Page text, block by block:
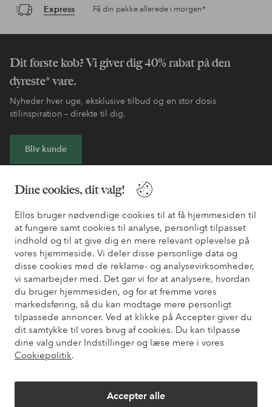
Dine cookies, dit valg!
Ellos bruger nødvendige cookies til at få hjemmesiden til
at fungere samt cookies til analyse, personligt tilpasset
indhold og til at give dig en mere relevant oplevelse på
vores hjemmeside. Vi deler disse personlige data og
disse cookies med de reklame- og analysevirksomheder,
vi samarbejder med. Det gør vi for at analysere, hvordan
du bruger hjemmesiden, og for at fremme vores
markedsføring, så du kan modtage mere personligt
tilpassede annoncer. Ved at klikke på Accepter giver du
dit samtykke til vores brug af cookies. Du kan tilpasse
dine valg under Indstillinger og læse mere i vores
Cookiepolitik.
Accepter alle
Express Få din pakke allerede i morgen*
Dit første køb? Vi giver dig 40% rabat på den
dyreste* vare.
Nyheder hver uge, eksklusive tilbud og en stor dosis
stilinspiration – direkte til dig.
Bliv kunde
Har du brug for hjælp?
Du kan finde svar på de oftest stillede spørgsmål i vores FAQ.
Du kan også finde oplysninger om, hvordan du kontakter os.
Kundeservice Bestilling Betalingsmåde
Mine sider